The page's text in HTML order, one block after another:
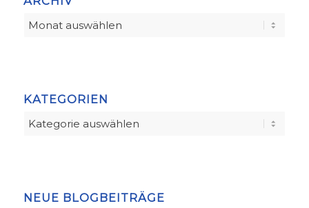
KATEGORIEN
Kategorien
NEUE BLOGBEITRÄGE